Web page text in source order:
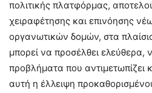
πολιτικής πλατφόρμας,
χειραφέτησης και επινόησης
οργανωτικών δομών, στα
μπορεί να προσέλθει ελεύθερα,
προβλήματα που αντιμετωπίζει
αυτή η έλλειψη